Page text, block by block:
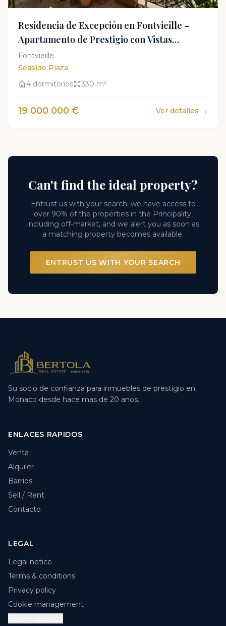
Residencia de Excepción en Fontvieille –
Apartamento de Prestigio con Vistas
Panorámicas al Mar
Fontvieille
Seaside Plaza
4 dormitorios
330 m²
19 000 000 € Ver detalles →
Can't find the ideal property?
Entrust us with your search: we have access to
over 90% of the properties in the Principality,
including off-market, and we alert you as soon as
a matching property becomes available.
ENTRUST US WITH YOUR SEARCH
Su socio de confianza para inmuebles de prestigio en
Monaco desde hace mas de 20 anos.
ENLACES RAPIDOS
Venta
Alquiler
Barrios
Sell / Rent
Contacto
LEGAL
Legal notice
Terms & conditions
Privacy policy
Cookie management